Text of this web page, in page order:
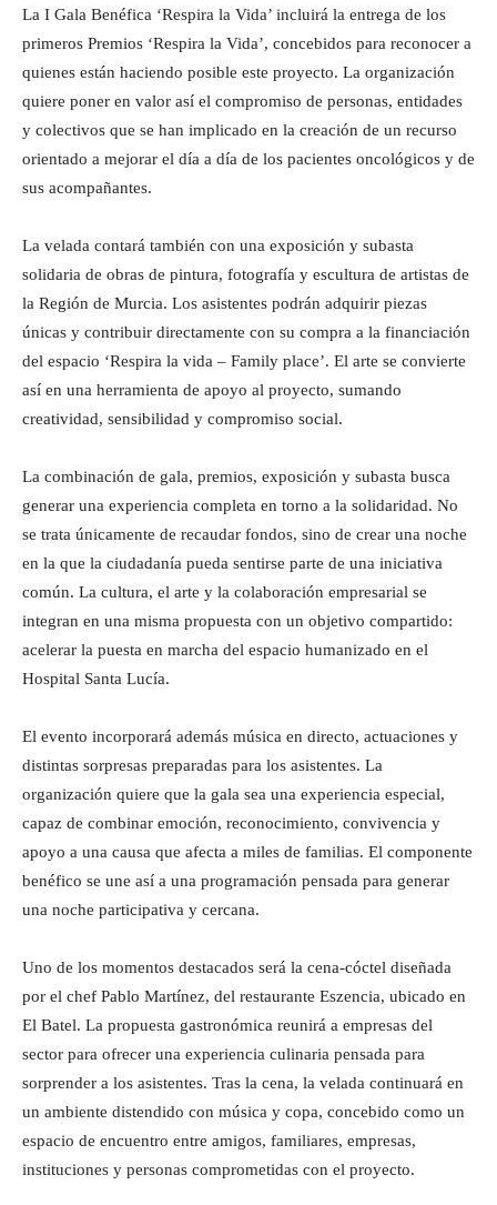
La I Gala Benéfica ‘Respira la Vida’ incluirá la entrega de los
primeros Premios ‘Respira la Vida’, concebidos para reconocer a
quienes están haciendo posible este proyecto. La organización
quiere poner en valor así el compromiso de personas, entidades
y colectivos que se han implicado en la creación de un recurso
orientado a mejorar el día a día de los pacientes oncológicos y de
sus acompañantes.
La velada contará también con una exposición y subasta
solidaria de obras de pintura, fotografía y escultura de artistas de
la Región de Murcia. Los asistentes podrán adquirir piezas
únicas y contribuir directamente con su compra a la financiación
del espacio ‘Respira la vida – Family place’. El arte se convierte
así en una herramienta de apoyo al proyecto, sumando
creatividad, sensibilidad y compromiso social.
La combinación de gala, premios, exposición y subasta busca
generar una experiencia completa en torno a la solidaridad. No
se trata únicamente de recaudar fondos, sino de crear una noche
en la que la ciudadanía pueda sentirse parte de una iniciativa
común. La cultura, el arte y la colaboración empresarial se
integran en una misma propuesta con un objetivo compartido:
acelerar la puesta en marcha del espacio humanizado en el
Hospital Santa Lucía.
El evento incorporará además música en directo, actuaciones y
distintas sorpresas preparadas para los asistentes. La
organización quiere que la gala sea una experiencia especial,
capaz de combinar emoción, reconocimiento, convivencia y
apoyo a una causa que afecta a miles de familias. El componente
benéfico se une así a una programación pensada para generar
una noche participativa y cercana.
Uno de los momentos destacados será la cena-cóctel diseñada
por el chef Pablo Martínez, del restaurante Eszencia, ubicado en
El Batel. La propuesta gastronómica reunirá a empresas del
sector para ofrecer una experiencia culinaria pensada para
sorprender a los asistentes. Tras la cena, la velada continuará en
un ambiente distendido con música y copa, concebido como un
espacio de encuentro entre amigos, familiares, empresas,
instituciones y personas comprometidas con el proyecto.